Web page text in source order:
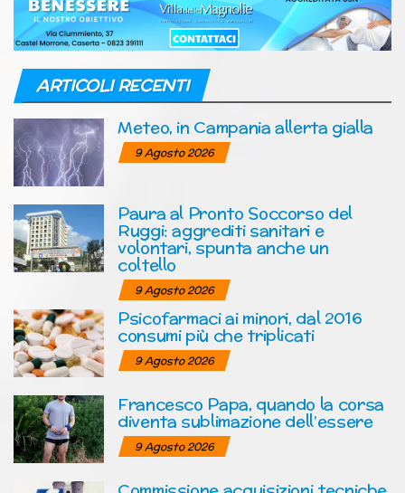
ARTICOLI RECENTI
Meteo, in Campania allerta gialla
9 Agosto 2026
Paura al Pronto Soccorso del
Ruggi: aggrediti sanitari e
volontari, spunta anche un
coltello
9 Agosto 2026
Psicofarmaci ai minori, dal 2016
consumi più che triplicati
9 Agosto 2026
Francesco Papa, quando la corsa
diventa sublimazione dell’essere
9 Agosto 2026